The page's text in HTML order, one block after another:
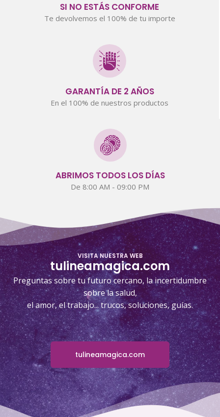
SI NO ESTÁS CONFORME
Te devolvemos el 100% de tu importe
GARANTÍA DE 2 AÑOS
En el 100% de nuestros productos
ABRIMOS TODOS LOS DÍAS
De 8:00 AM - 09:00 PM
VISITA NUESTRA WEB
tulineamagica.com
Preguntas sobre tu futuro cercano, la incertidumbre
sobre la salud,
el amor, el trabajo... trucos, soluciones, guías.
tulineamagica.com